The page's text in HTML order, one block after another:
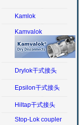
Kamlok
Kamvalok
Drylok干式接头
Epsilon干式接头
Hiltap干式接头
Stop-Lok coupler